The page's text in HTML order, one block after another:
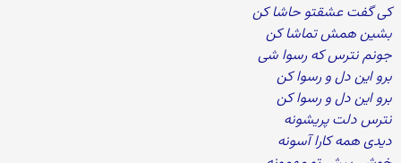
کی گفت عشقتو حاشا کن
بشین همش تماشا کن
جونم نترس که رسوا شی
برو این دل و رسوا کن
برو این دل و رسوا کن
نترس دلت پریشونه
دیدی همه کارا آسونه